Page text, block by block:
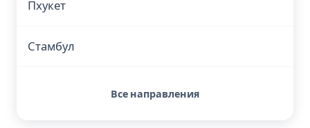
Пхукет
Стамбул
Все направления